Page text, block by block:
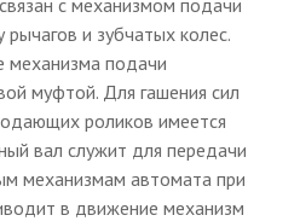
с механизмом подачи
и зубчатых колес.
механизма подачи
муфтой. Для гашения сил
роликов имеется
вал служит для передачи
механизмам автомата при
в движение механизм